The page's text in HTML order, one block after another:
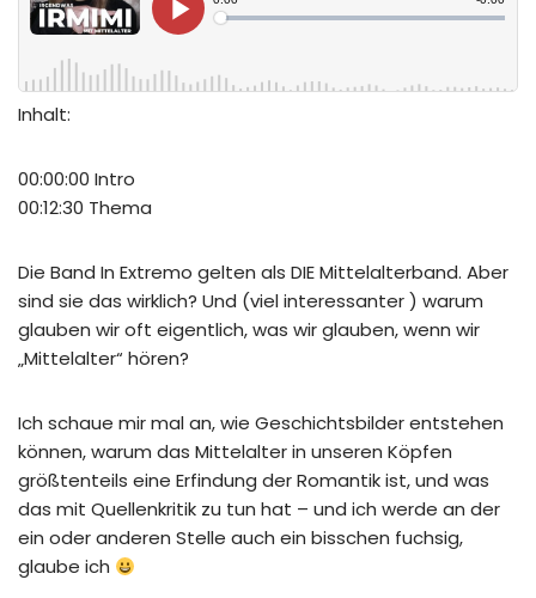
Inhalt:
00:00:00 Intro
00:12:30 Thema
Die Band In Extremo gelten als DIE Mittelalterband. Aber
sind sie das wirklich? Und (viel interessanter ) warum
glauben wir oft eigentlich, was wir glauben, wenn wir
„Mittelalter“ hören?
Ich schaue mir mal an, wie Geschichtsbilder entstehen
können, warum das Mittelalter in unseren Köpfen
größtenteils eine Erfindung der Romantik ist, und was
das mit Quellenkritik zu tun hat – und ich werde an der
ein oder anderen Stelle auch ein bisschen fuchsig,
glaube ich